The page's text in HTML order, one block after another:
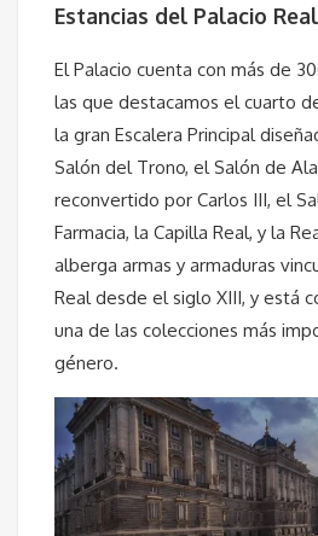
Estancias del Palacio Real
El Palacio cuenta con más de
las que destacamos el cuarto
la gran Escalera Principal
Salón del Trono, el Salón de
reconvertido por Carlos III, el
Farmacia, la Capilla Real, y la
alberga armas y armaduras
Real desde el siglo XIII, y está
una de las colecciones más
género.